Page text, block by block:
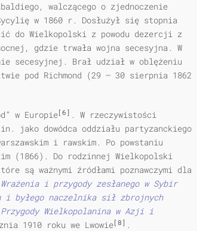
walczącego o zjednoczenie
w 1860 r. Dosłużył się stopnia
do Wielkopolski z powodu dezercji z
gdzie trwała wojna secesyjna. W
secesyjnej. Brał udział w oblężeniu
pod Richmond (29 – 30 sierpnia 1862
w Europie[6] . W rzeczywistości
jako dowódca oddziału partyzanckiego
i rawskim. Po powstaniu
(1866). Do rodzinnej Wielkopolski
są ważnymi źródłami poznawczymi dla
Wrażenia i przygody zesłanego w Sybir
i byłego naczelnika sił zbrojnych
Przygody Wielkopolanina w Azji i
1910 roku we Lwowie[8] .